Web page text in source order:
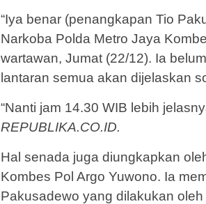
“Iya benar (penangkapan Tio
Narkoba Polda Metro Jaya
wartawan, Jumat (22/12). Ia
lantaran semua akan dijelaskan
“Nanti jam 14.30 WIB lebih
REPUBLIKA.CO.ID.
Hal senada juga diungkapkan
Kombes Pol Argo Yuwono. Ia
Pakusadewo yang dilakukan